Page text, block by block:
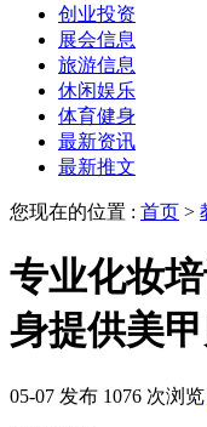
创业投资
展会信息
旅游信息
休闲娱乐
体育健身
最新资讯
最新推文
您现在的位置 : 首页 >
专业化妆
身提供美
05-07 发布 1076 次浏览